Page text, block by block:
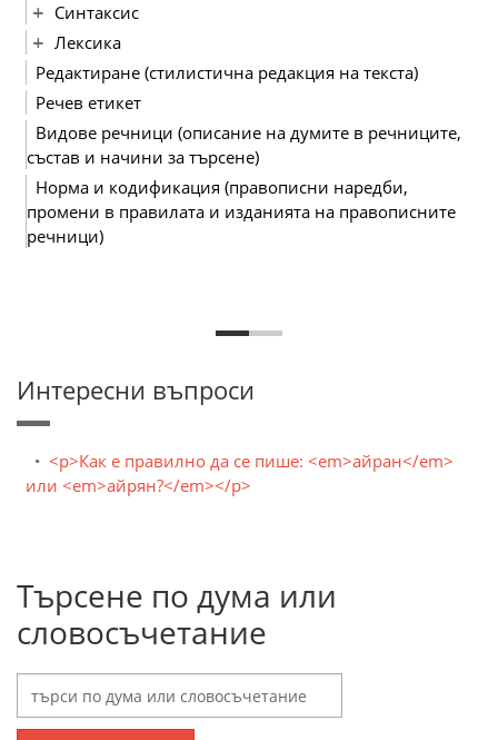
Синтаксис
Лексика
Редактиране (стилистична редакция на текста)
Речев етикет
Видове речници (описание на думите в речниците,
състав и начини за търсене)
Норма и кодификация (правописни наредби,
промени в правилата и изданията на правописните
речници)
Интересни въпроси
<p>Как е правилно да се пише: <em>айран</em>
или <em>айрян?</em></p>
Търсене по дума или
словосъчетание